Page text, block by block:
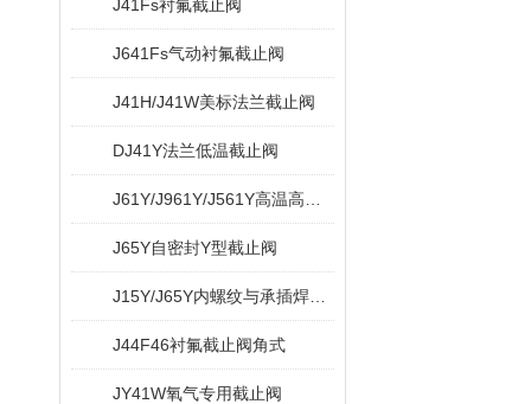
J41Fs衬氟截止阀
J641Fs气动衬氟截止阀
J41H/J41W美标法兰截止阀
DJ41Y法兰低温截止阀
J65Y自密封Y型截止阀
J44F46衬氟截止阀角式
JY41W氧气专用截止阀